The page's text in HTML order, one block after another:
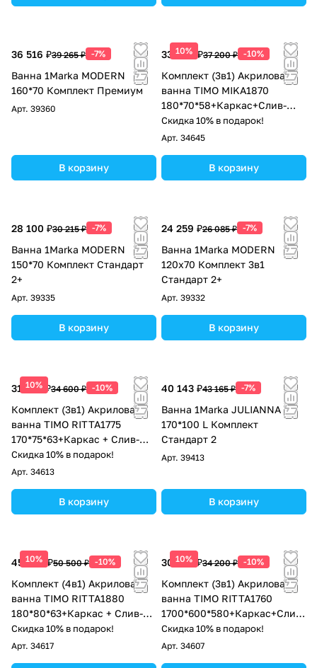
36 516 ₽39 265 ₽ -7%
Ванна 1Marka MODERN
160*70 Комплект Премиум
Арт. 39360
В корзину
10%
33 480 ₽37 200 ₽ -10%
Комплект (3в1) Акриловая
ванна TIMO MIKA1870
180*70*58+Каркас+Слив-
перелив
Скидка 10% в подарок!
Арт. 34645
В корзину
28 100 ₽30 215 ₽ -7%
Ванна 1Marka MODERN
150*70 Комплект Стандарт
2+
Арт. 39335
В корзину
24 259 ₽26 085 ₽ -7%
Ванна 1Marka MODERN
120х70 Комплект 3в1
Стандарт 2+
Арт. 39332
В корзину
10%
31 140 ₽34 600 ₽ -10%
Комплект (3в1) Акриловая
ванна TIMO RITTA1775
170*75*63+Каркас + Слив-
перелив
Скидка 10% в подарок!
Арт. 34613
В корзину
40 143 ₽43 165 ₽ -7%
Ванна 1Marka JULIANNA
170*100 L Комплект
Стандарт 2
Арт. 39413
В корзину
10%
45 450 ₽50 500 ₽ -10%
Комплект (4в1) Акриловая
ванна TIMO RITTA1880
180*80*63+Каркас + Слив-
перелив+Фронтальная
панель
Скидка 10% в подарок!
Арт. 34617
10%
30 780 ₽34 200 ₽ -10%
Комплект (3в1) Акриловая
ванна TIMO RITTA1760
1700*600*580+Каркас+Слив-
перелив
Скидка 10% в подарок!
Арт. 34607